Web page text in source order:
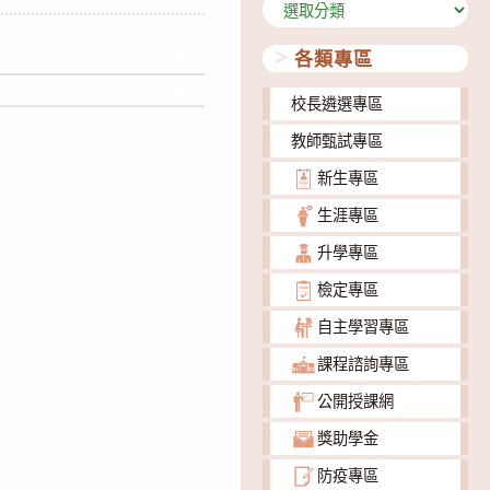
類
各類專區
校長遴選專區
教師甄試專區
新生專區
生涯專區
升學專區
檢定專區
自主學習專區
課程諮詢專區
公開授課網
獎助學金
防疫專區